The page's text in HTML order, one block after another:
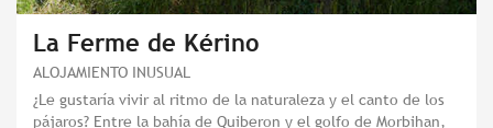
La Ferme de Kérino
ALOJAMIENTO INUSUAL
¿Le gustaría vivir al ritmo de la naturaleza y el canto de los
pájaros? Entre la bahía de Quiberon y el golfo de Morbihan,